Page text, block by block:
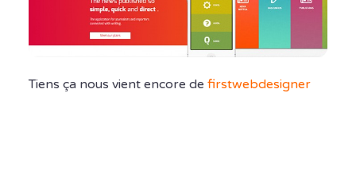
Tiens ça nous vient encore de firstwebdesigner